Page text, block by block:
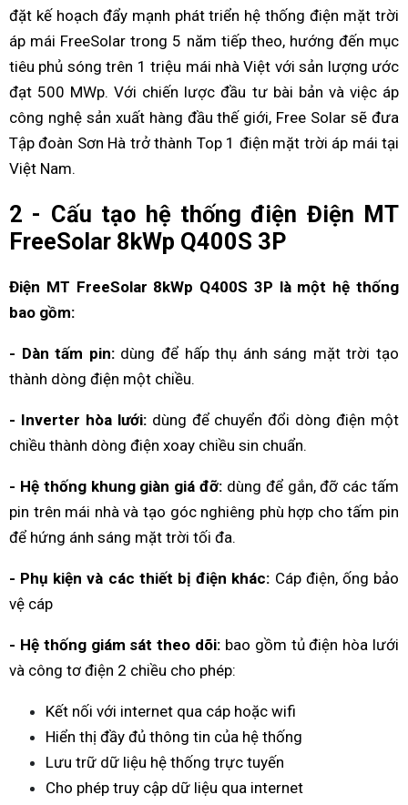
đặt kế hoạch đẩy mạnh phát triển hệ thống điện mặt trời
áp mái FreeSolar trong 5 năm tiếp theo, hướng đến mục
tiêu phủ sóng trên 1 triệu mái nhà Việt với sản lượng ước
đạt 500 MWp. Với chiến lược đầu tư bài bản và việc áp
công nghệ sản xuất hàng đầu thế giới, Free Solar sẽ đưa
Tập đoàn Sơn Hà trở thành Top 1 điện mặt trời áp mái tại
Việt Nam.
2 - Cấu tạo hệ thống điện Điện MT
FreeSolar 8kWp Q400S 3P
Điện MT FreeSolar 8kWp Q400S 3P là một hệ thống
bao gồm:
- Dàn tấm pin:dùng để hấp thụ ánh sáng mặt trời tạo
thành dòng điện một chiều.
- Inverter hòa lưới:dùng để chuyển đổi dòng điện một
chiều thành dòng điện xoay chiều sin chuẩn.
- Hệ thống khung giàn giá đỡ: dùng để gắn, đỡ các tấm
pin trên mái nhà và tạo góc nghiêng phù hợp cho tấm pin
để hứng ánh sáng mặt trời tối đa.
- Phụ kiện và các thiết bị điện khác: Cáp điện, ống bảo
vệ cáp
- Hệ thống giám sát theo dõi: bao gồm tủ điện hòa lưới
và công tơ điện 2 chiều cho phép:
Kết nối với internet qua cáp hoặc wifi
Hiển thị đầy đủ thông tin của hệ thống
Lưu trữ dữ liệu hệ thống trực tuyến
Cho phép truy cập dữ liệu qua internet